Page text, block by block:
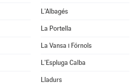
L'Albagés
La Portella
La Vansa i Fórnols
L'Espluga Calba
Lladurs